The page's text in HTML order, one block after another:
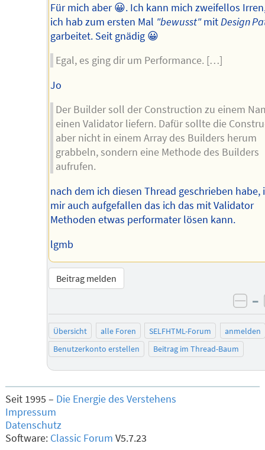
Für mich aber 😀. Ich kann mich zweifellos
ich hab zum ersten Mal "bewusst"mitDesign
garbeitet. Seit gnädig 😀
Egal, es ging dir um Performance. […]
Jo
Der Builder soll der Construction zu einem
einen Validator liefern. Dafür sollte die
aber nicht in einem Array des Builders herum
grabbeln, sondern eine Methode des Builders
aufrufen.
nach dem ich diesen Thread geschrieben habe,
mir auch aufgefallen das ich das mit Validator
Methoden etwas performater lösen kann.
lgmb
Beitrag melden
–
Übersicht alle Foren SELFHTML-Forum
anmelden
Benutzerkonto erstellen
Beitrag im Thread-Baum
Seit 1995 – Die Energie des Verstehens
Impressum
Datenschutz
Software: Classic Forum V5.7.23